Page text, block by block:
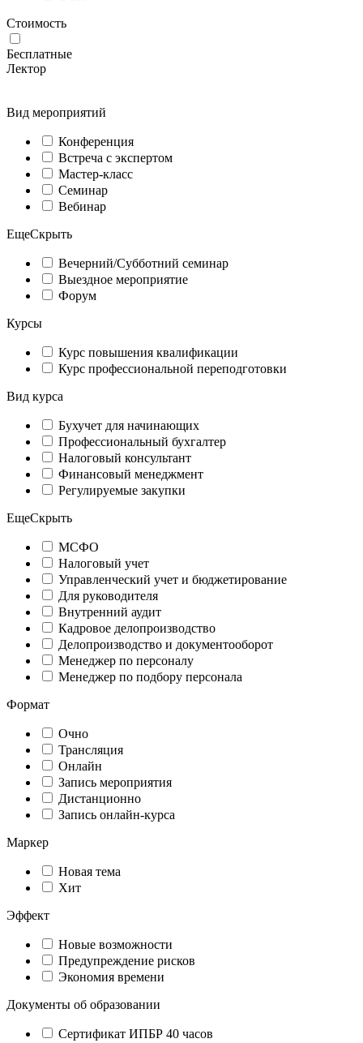
Стоимость
Бесплатные
Лектор
Вид мероприятий
Конференция
Встреча с экспертом
Мастер-класс
Семинар
Вебинар
ЕщеСкрыть
Вечерний/Субботний семинар
Выездное мероприятие
Форум
Курсы
Курс повышения квалификации
Курс профессиональной переподготовки
Вид курса
Бухучет для начинающих
Профессиональный бухгалтер
Налоговый консультант
Финансовый менеджмент
Регулируемые закупки
ЕщеСкрыть
МСФО
Налоговый учет
Управленческий учет и бюджетирование
Для руководителя
Внутренний аудит
Кадровое делопроизводство
Делопроизводство и документооборот
Менеджер по персоналу
Менеджер по подбору персонала
Формат
Очно
Трансляция
Онлайн
Запись мероприятия
Дистанционно
Запись онлайн-курса
Маркер
Новая тема
Хит
Эффект
Новые возможности
Предупреждение рисков
Экономия времени
Документы об образовании
Сертификат ИПБР 40 часов